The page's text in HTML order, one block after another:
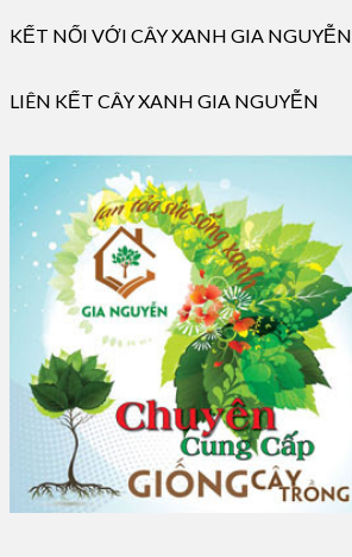
KẾT NỐI VỚI CÂY XANH GIA NGUYỄN
LIÊN KẾT CÂY XANH GIA NGUYỄN